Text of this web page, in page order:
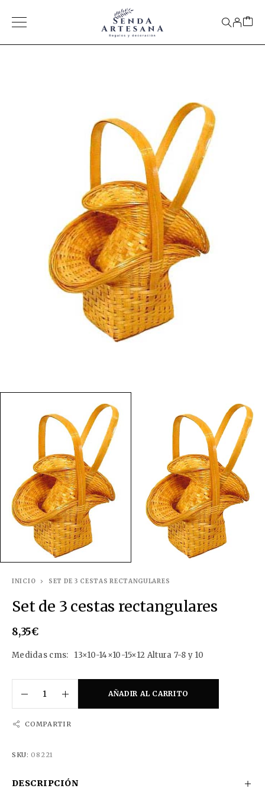
INICIO SET DE 3 CESTAS RECTANGULARES
Set de 3 cestas rectangulares
8,35€
Medidas cms: 13×10-14×10-15×12 Altura 7-8 y 10
AÑADIR AL CARRITO
COMPARTIR
SKU:08221
DESCRIPCIÓN